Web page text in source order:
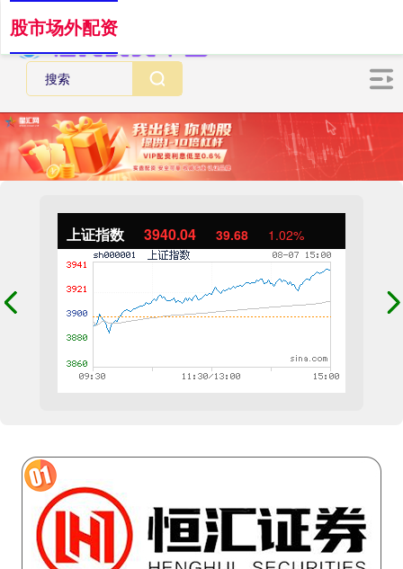
上证指数 3940.04 39.68 1.02%
股市场外配资